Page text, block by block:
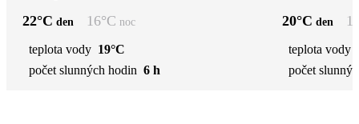
22°C den 16°C noc
teplota vody 19°C
počet slunných hodin 6 h
20°C den
teplota vody
počet